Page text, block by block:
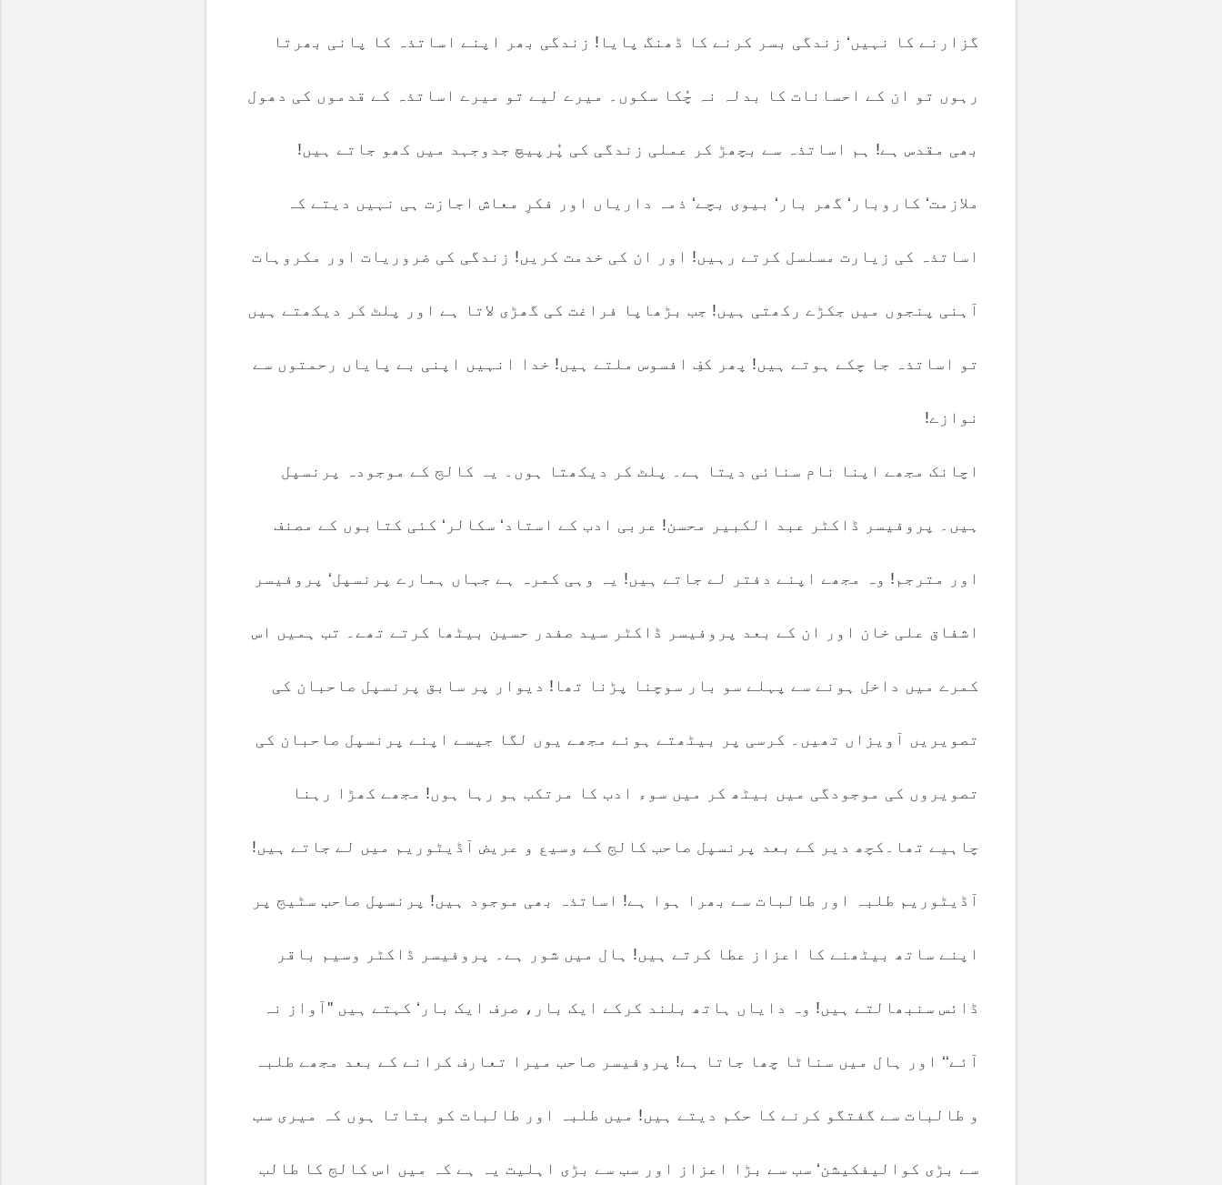
گزارنے کا نہیں‘ زندگی بسر کرنے کا ڈھنگ پایا! زندگی بھر اپنے اساتذہ کا پانی بھرتا
رہوں تو ان کے احسانات کا بدلہ نہ چُکا سکوں۔ میرے لیے تو میرے اساتذہ کے قدموں کی دھول
بھی مقدس ہے! ہم اساتذہ سے بچھڑ کر عملی زندگی کی پُرپیچ جدوجہد میں کھو جاتے ہیں!
ملازمت‘ کاروبار‘ گھر بار‘ بیوی بچے‘ ذمہ داریاں اور فکرِ معاش اجازت ہی نہیں دیتے کہ
اساتذہ کی زیارت مسلسل کرتے رہیں! اور ان کی خدمت کریں! زندگی کی ضروریات اور مکروہات
آہنی پنجوں میں جکڑے رکھتی ہیں! جب بڑھاپا فراغت کی گھڑی لاتا ہے اور پلٹ کر دیکھتے ہیں
تو اساتذہ جا چکے ہوتے ہیں! پھر کفِ افسوس ملتے ہیں! خدا انہیں اپنی بے پایاں رحمتوں سے
نوازے!
اچانک مجھے اپنا نام سنائی دیتا ہے۔ پلٹ کر دیکھتا ہوں۔ یہ کالج کے موجودہ پرنسپل
ہیں۔ پروفیسر ڈاکٹر عبد الکبیر محسن! عربی ادب کے استاد‘ سکالر‘ کئی کتابوں کے مصنف
اور مترجم! وہ مجھے اپنے دفتر لے جاتے ہیں! یہ وہی کمرہ ہے جہاں ہمارے پرنسپل‘ پروفیسر
اشفاق علی خان اور ان کے بعد پروفیسر ڈاکٹر سید صفدر حسین بیٹھا کرتے تھے۔ تب ہمیں اس
کمرے میں داخل ہونے سے پہلے سو بار سوچنا پڑنا تھا! دیوار پر سابق پرنسپل صاحبان کی
تصویریں آویزاں تھیں۔ کرسی پر بیٹھتے ہوئے مجھے یوں لگا جیسے اپنے پرنسپل صاحبان کی
تصویروں کی موجودگی میں بیٹھ کر میں سوء ادب کا مرتکب ہو رہا ہوں! مجھے کھڑا رہنا
چاہیے تھا۔کچھ دیر کے بعد پرنسپل صاحب کالج کے وسیع و عریض آڈیٹوریم میں لے جاتے ہیں!
آڈیٹوریم طلبہ اور طالبات سے بھرا ہوا ہے! اساتذہ بھی موجود ہیں! پرنسپل صاحب سٹیج پر
اپنے ساتھ بیٹھنے کا اعزاز عطا کرتے ہیں! ہال میں شور ہے۔ پروفیسر ڈاکٹر وسیم باقر
ڈائس سنبھالتے ہیں! وہ دایاں ہاتھ بلند کرکے ایک بار، صرف ایک بار‘ کہتے ہیں ''آواز نہ
آئے‘‘ اور ہال میں سناٹا چھا جاتا ہے! پروفیسر صاحب میرا تعارف کرانے کے بعد مجھے طلبہ
و طالبات سے گفتگو کرنے کا حکم دیتے ہیں! میں طلبہ اور طالبات کو بتاتا ہوں کہ میری سب
سے بڑی کوالیفکیشن‘ سب سے بڑا اعزاز اور سب سے بڑی اہلیت یہ ہے کہ میں اس کالج کا طالب